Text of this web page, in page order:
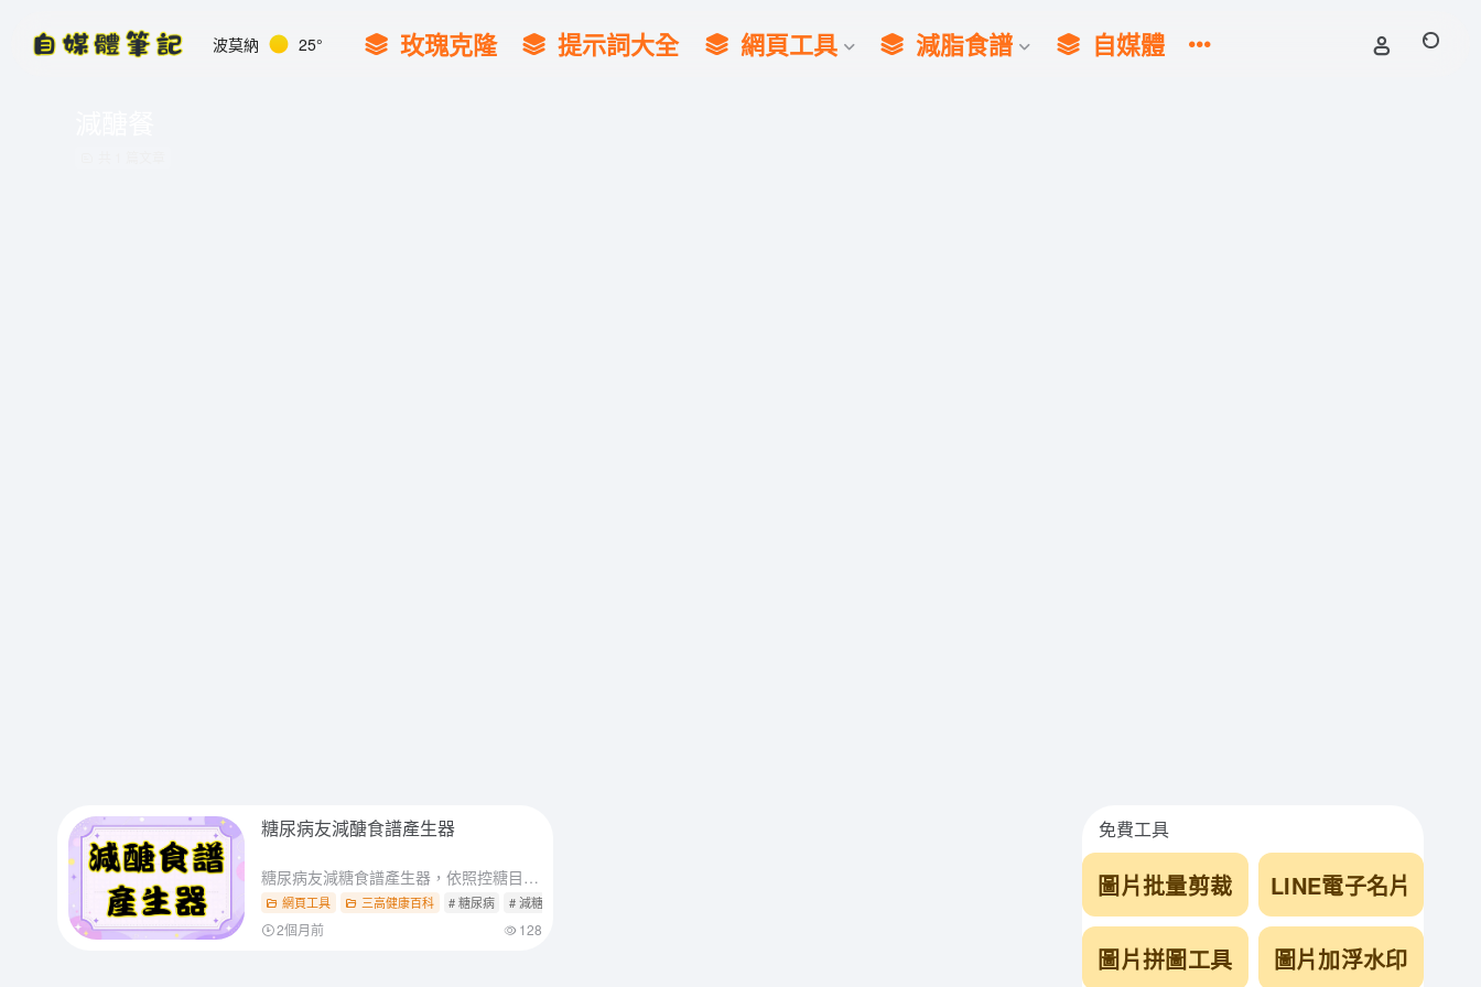
波莫納 25° 玫瑰克隆 提示詞大全 網頁工具 減脂食譜 自媒體
糖尿病友減醣食譜產生器
糖尿病友減糖食譜產生器，依照控糖目標、血糖情境、碳水份量與食材偏好，自動產生早餐、午餐、晚餐、點心、宵夜、3天備餐、7天菜單與採買清單，適合日常減糖控醣飲食規劃參考。
網頁工具 三高健康百科 # 糖尿病 # 減糖食譜
2個月前 128
免費工具
圖片批量剪裁 LINE電子名片
圖片拼圖工具 圖片加浮水印